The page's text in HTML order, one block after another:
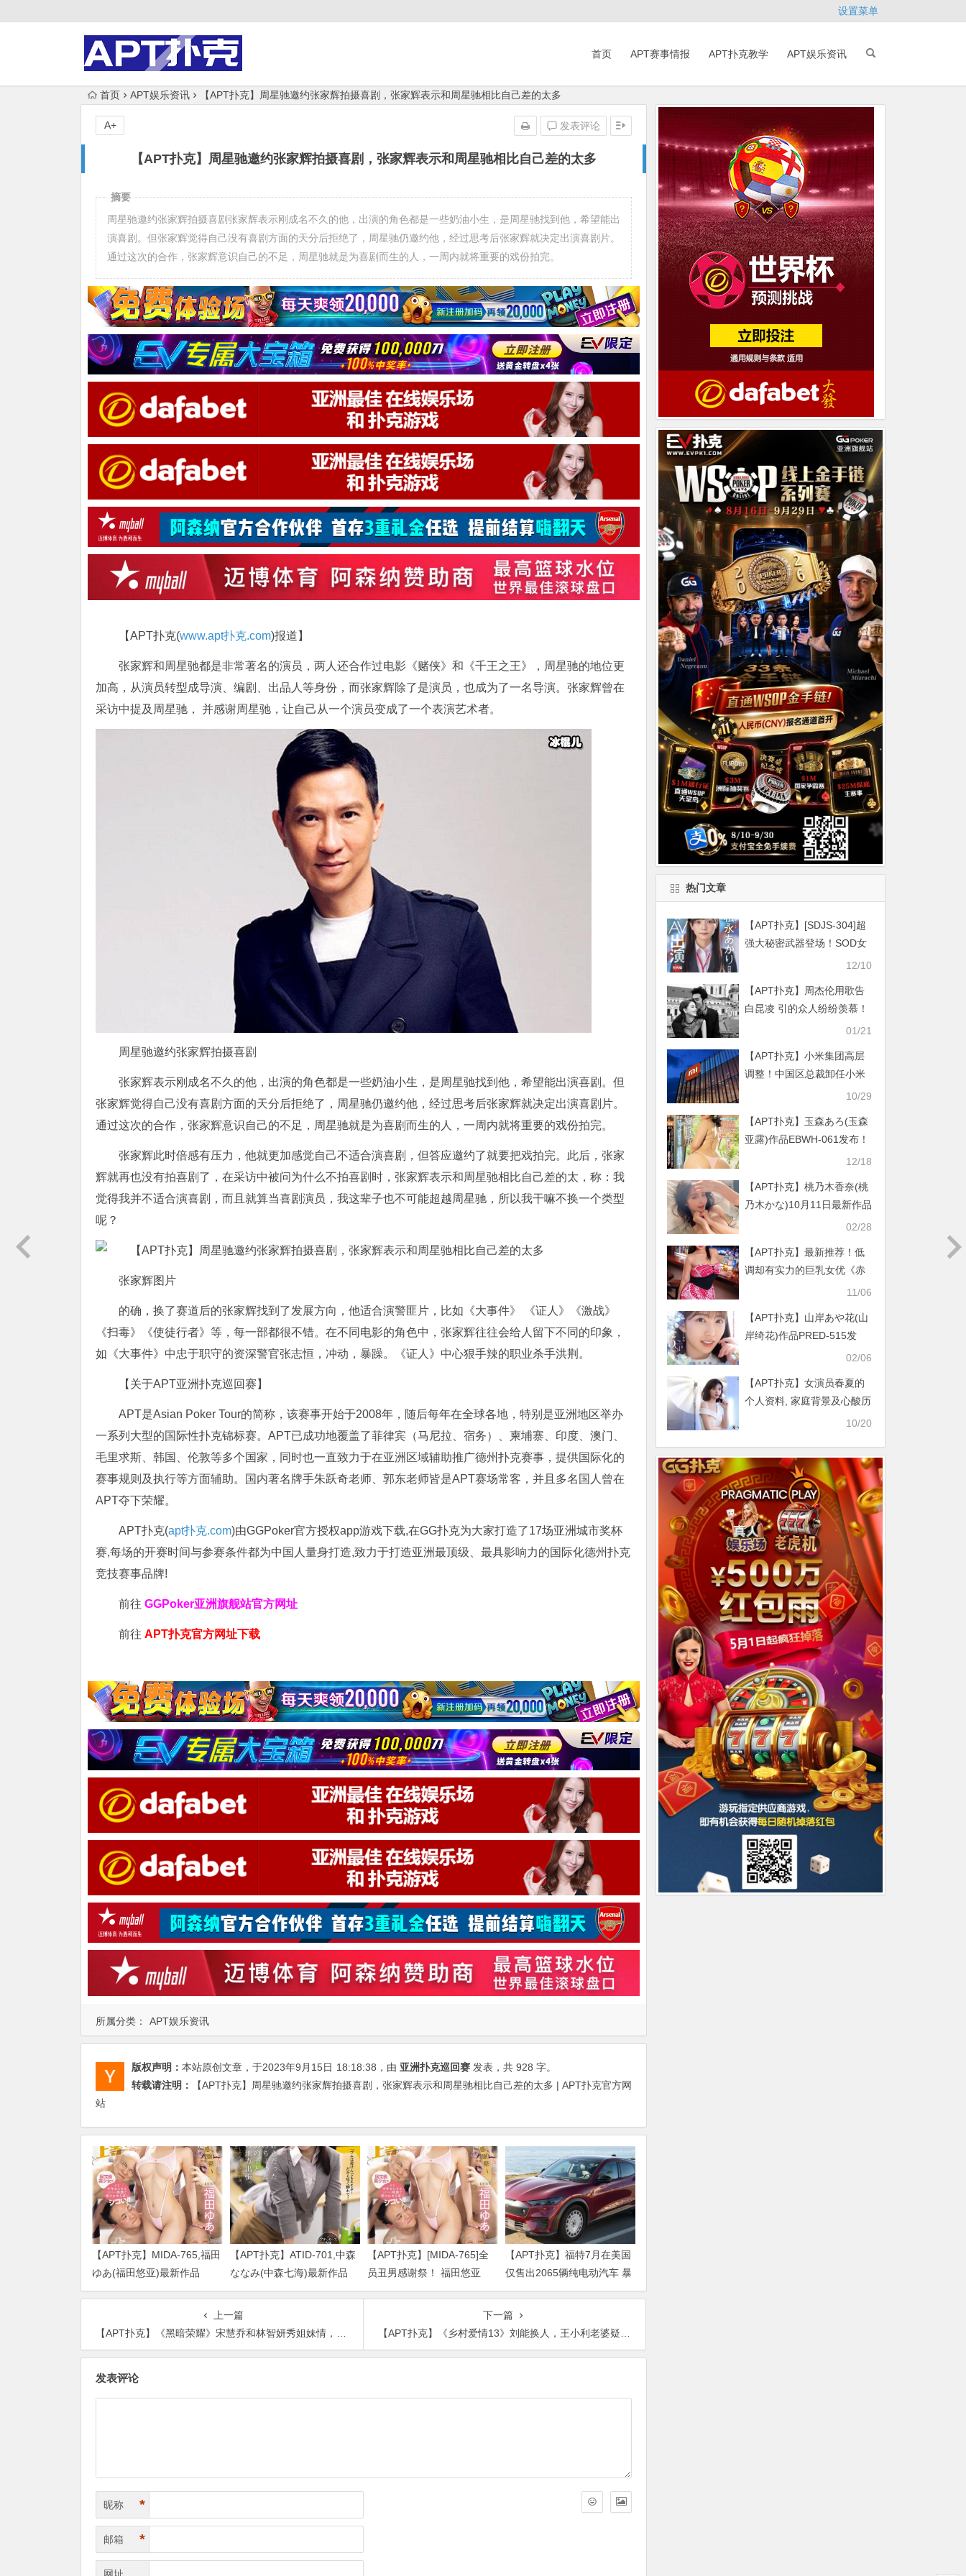
设置菜单
首页 APT赛事情报 APT扑克教学 APT娱乐资讯
首页 APT娱乐资讯 【APT扑克】周星驰邀约张家辉拍摄喜剧，张家辉表示和周星驰相比自己差的太多
【APT扑克】周星驰邀约张家辉拍摄喜剧，张家辉表示和周星驰相比自己差的太多
发表评论
A+
所属分类： APT娱乐资讯
摘要
周星驰邀约张家辉拍摄喜剧张家辉表示刚成名不久的他，出演的角色都是一些奶油小生，是周星驰找到他，希望能出
演喜剧。但张家辉觉得自己没有喜剧方面的天分后拒绝了，周星驰仍邀约他，经过思考后张家辉就决定出演喜剧片。
通过这次的合作，张家辉意识自己的不足，周星驰就是为喜剧而生的人，一周内就将重要的戏份拍完。
【APT扑克(www.apt扑克.com)报道】
张家辉和周星驰都是非常著名的演员，两人还合作过电影《赌侠》和《千王之王》，周星驰的地位更
加高，从演员转型成导演、编剧、出品人等身份，而张家辉除了是演员，也成为了一名导演。张家辉曾在
采访中提及周星驰， 并感谢周星驰，让自己从一个演员变成了一个表演艺术者。
周星驰邀约张家辉拍摄喜剧
张家辉表示刚成名不久的他，出演的角色都是一些奶油小生，是周星驰找到他，希望能出演喜剧。但
张家辉觉得自己没有喜剧方面的天分后拒绝了，周星驰仍邀约他，经过思考后张家辉就决定出演喜剧片。
通过这次的合作，张家辉意识自己的不足，周星驰就是为喜剧而生的人，一周内就将重要的戏份拍完。
张家辉此时倍感有压力，他就更加感觉自己不适合演喜剧，但答应邀约了就要把戏拍完。此后，张家
辉就再也没有拍喜剧了，在采访中被问为什么不拍喜剧时，张家辉表示和周星驰相比自己差的太，称：我
觉得我并不适合演喜剧，而且就算当喜剧演员，我这辈子也不可能超越周星驰，所以我干嘛不换一个类型
呢？
张家辉图片
的确，换了赛道后的张家辉找到了发展方向，他适合演警匪片，比如《大事件》 《证人》《激战》
《扫毒》《使徒行者》等，每一部都很不错。在不同电影的角色中，张家辉往往会给人留下不同的印象，
如《大事件》中忠于职守的资深警官张志恒，冲动，暴躁。《证人》中心狠手辣的职业杀手洪荆。
【关于APT亚洲扑克巡回赛】
APT是Asian Poker Tour的简称，该赛事开始于2008年，随后每年在全球各地，特别是亚洲地区举办
一系列大型的国际性扑克锦标赛。APT已成功地覆盖了菲律宾（马尼拉、宿务）、柬埔寨、印度、澳门、
毛里求斯、韩国、伦敦等多个国家，同时也一直致力于在亚洲区域辅助推广德州扑克赛事，提供国际化的
赛事规则及执行等方面辅助。国内著名牌手朱跃奇老师、郭东老师皆是APT赛场常客，并且多名国人曾在
APT夺下荣耀。
APT扑克(apt扑克.com)由GGPoker官方授权app游戏下载,在GG扑克为大家打造了17场亚洲城市奖杯
赛,每场的开赛时间与参赛条件都为中国人量身打造,致力于打造亚洲最顶级、最具影响力的国际化德州扑克
竞技赛事品牌!
前往 GGPoker亚洲旗舰站官方网址
前往 APT扑克官方网址下载
版权声明： 本站原创文章，于2023年9月15日 18:18:38 ，由 亚洲扑克巡回赛 发表，共 928 字。
转载请注明：
【APT扑克】周星驰邀约张家辉拍摄喜剧，张家辉表示和周星驰相比自己差的太多 | APT扑克官方网
站
【APT扑克】MIDA-765,福田
ゆあ(福田悠亚)最新作品
2026/09/01发布！
【APT扑克】ATID-701,中森
ななみ(中森七海)最新作品
2026/09/01发布！
【APT扑克】[MIDA-765]全
员丑男感谢祭！ 福田悠亚
（福田ゆあ）解禁大乱交！
【APT扑克】福特7月在美国
仅售出2065辆纯电动汽车 暴
跌超七成
上一篇
【APT扑克】《黑暗荣耀》宋慧乔和林智妍秀姐妹情，同框时贴脸亲亲
下一篇
【APT扑克】《乡村爱情13》刘能换人，王小利老婆疑似心有不满内涵回应
发表评论
昵称 *
邮箱 *
热门文章
【APT扑克】[SDJS-304]超
强大秘密武器登场！SOD女
子社员松永明里（松永あか
12/10
【APT扑克】周杰伦用歌告
白昆凌 引的众人纷纷羡慕！
01/21
【APT扑克】小米集团高层
调整！中国区总裁卸任小米
10/29
【APT扑克】玉森あろ(玉森
亚露)作品EBWH-061发布！
令和骑乘位天才！「100公
想连射！
12/18
【APT扑克】桃乃木香奈(桃
乃木かな)10月11日最新作品
番号及封面，桃乃木香奈个
02/28
【APT扑克】最新推荐！低
调却有实力的巨乳女优《赤
城穗波》精选作品介绍……
11/06
【APT扑克】山岸あや花(山
岸绮花)作品PRED-515发
布！第一战禁欲三个月用5小
02/06
【APT扑克】女演员春夏的
个人资料, 家庭背景及心酸历
10/20